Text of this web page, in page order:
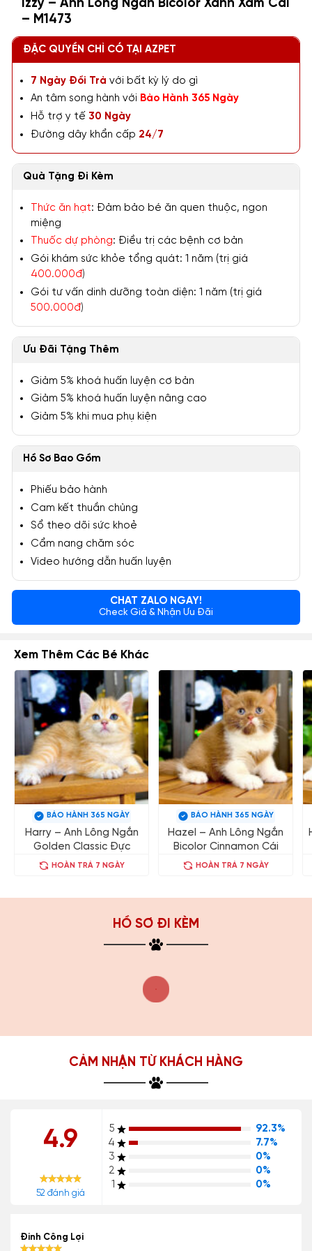
Izzy – Anh Lông Ngắn Bicolor Xanh Xám Cái
– M1473
ĐẶC QUYỀN CHỈ CÓ TẠI AZPET
7 Ngày Đổi Trả với bất kỳ lý do gì
An tâm song hành với Bảo Hành 365 Ngày
Hỗ trợ y tế 30 Ngày
Đường dây khẩn cấp 24/7
Quà Tặng Đi Kèm
Thức ăn hạt: Đảm bảo bé ăn quen thuộc, ngon
miệng
Thuốc dự phòng: Điều trị các bệnh cơ bản
Gói khám sức khỏe tổng quát: 1 năm (trị giá
400.000đ)
Gói tư vấn dinh dưỡng toàn diện: 1 năm (trị giá
500.000đ)
Ưu Đãi Tặng Thêm
Giảm 5% khoá huấn luyện cơ bản
Giảm 5% khoá huấn luyện nâng cao
Giảm 5% khi mua phụ kiện
Hồ Sơ Bao Gồm
Phiếu bảo hành
Cam kết thuần chủng
Sổ theo dõi sức khoẻ
Cẩm nang chăm sóc
Video hướng dẫn huấn luyện
CHAT ZALO NGAY!
Check Giá & Nhận Ưu Đãi
Xem Thêm Các Bé Khác
BẢO HÀNH 365 NGÀY
Harry – Anh Lông Ngắn
Golden Classic Đực
HOÀN TRẢ 7 NGÀY
BẢO HÀNH 365 NGÀY
Hazel – Anh Lông Ngắn
Bicolor Cinnamon Cái
HOÀN TRẢ 7 NGÀY
HỒ SƠ ĐI KÈM
CẢM NHẬN TỪ KHÁCH HÀNG
4.9
52 đánh giá
5
92.3%
4
7.7%
3
0%
2
0%
1
0%
Đinh Công Lợi